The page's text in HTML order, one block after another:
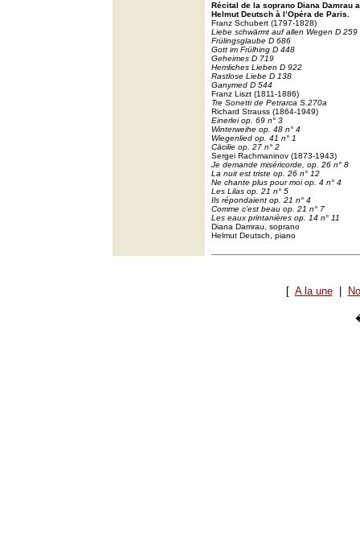
Récital de la soprano Diana Damrau
Helmut Deutsch à l’Opéra de Paris.
Franz Schubert (1797-1828)
Liebe schwärmt auf allen Wegen D 259
Frülingsglaube D 686
Gott im Frülhing D 448
Geheimes D 719
Hemliches Lieben D 922
Rastlose Liebe D 138
Ganymed D 544
Franz Liszt (1811-1886)
Tre Sonetti de Petrarca S.270a
Richard Strauss (1864-1949)
Einerlei op. 69 n° 3
Winterweihe op. 48 n° 4
Wiegenlied op. 41 n° 1
Cäcilie op. 27 n° 2
Sergei Rachmaninov (1873-1943)
Je demande miséricorde, op. 26 n° 8
La nuit est triste op. 26 n° 12
Ne chante plus pour moi op. 4 n° 4
Les Lilas op. 21 n° 5
Ils répondaient op. 21 n° 4
Comme c’est beau op. 21 n° 7
Les eaux printanières op. 14 n° 11
Diana Damrau, soprano
Helmut Deutsch, piano
[ A la une|